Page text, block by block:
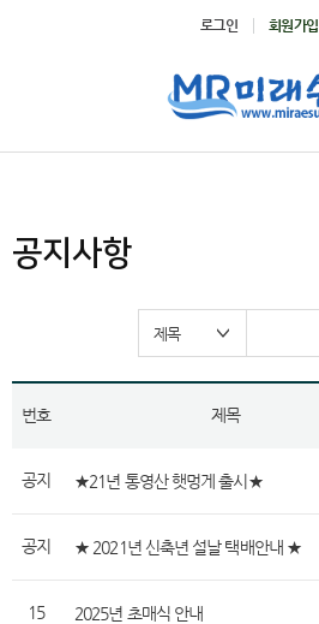
로그인 회원가입
공지사항
번호 제목
공지 ★21년 통영산 햇멍게 출시★
공지 ★ 2021년 신축년 설날 택배안내 ★
15 2025년 초매식 안내